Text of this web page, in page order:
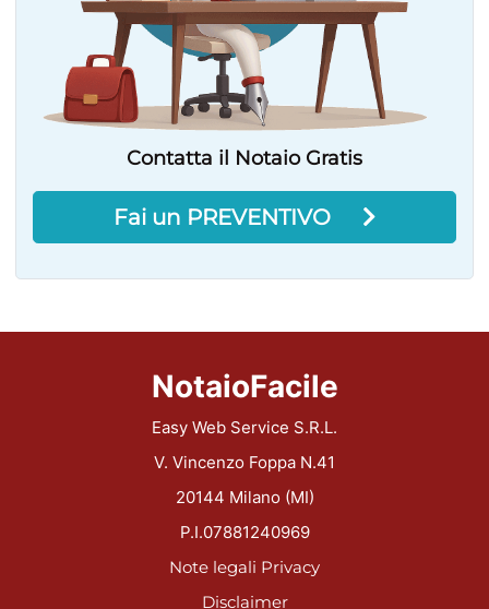
Contatta il Notaio Gratis
Fai un PREVENTIVO
NotaioFacile
Easy Web Service S.R.L.
V. Vincenzo Foppa N.41
20144 Milano (MI)
P.I.07881240969
Note legali Privacy
Disclaimer